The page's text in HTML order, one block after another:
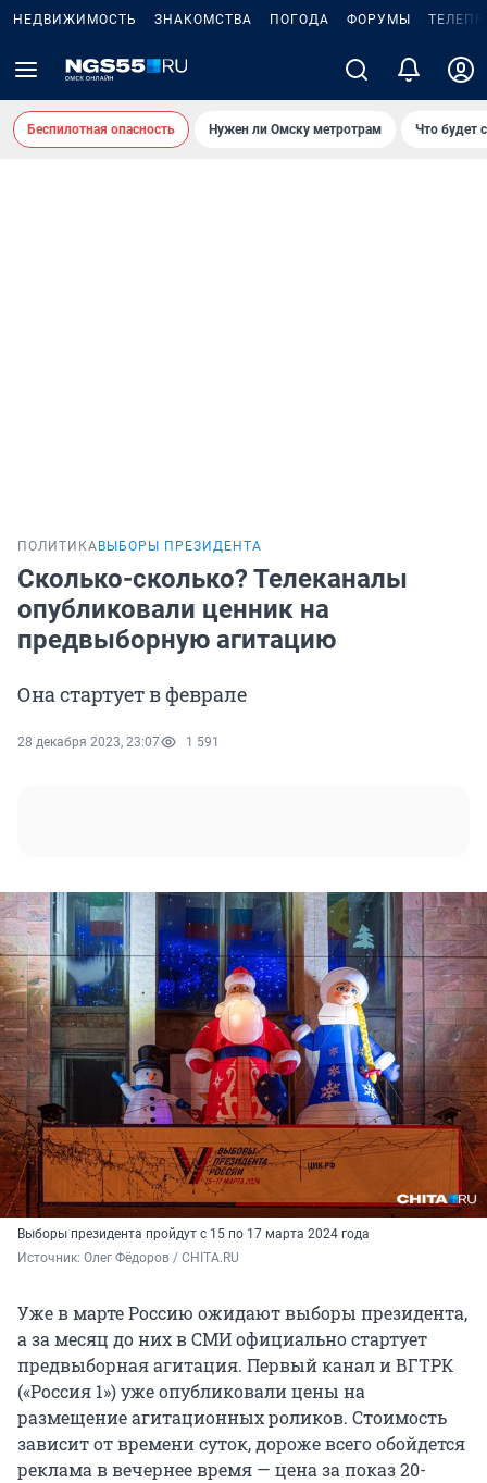
НЕДВИЖИМОСТЬ ЗНАКОМСТВА ПОГОДА ФОРУМЫ
Беспилотная опасность Нужен ли Омску метротрам Что будет
ПОЛИТИКА ВЫБОРЫ ПРЕЗИДЕНТА
Сколько-сколько? Телеканалы
опубликовали ценник на
предвыборную агитацию
Она стартует в феврале
28 декабря 2023, 23:07 1 591
Выборы президента пройдут с 15 по 17 марта 2024 года
Источник: Олег Фёдоров / CHITA.RU
Уже в марте Россию ожидают выборы президента,
а за месяц до них в СМИ официально стартует
предвыборная агитация. Первый канал и ВГТРК
(«Россия 1») уже опубликовали цены на
размещение агитационных роликов. Стоимость
зависит от времени суток, дороже всего обойдется
реклама в вечернее время — цена за показ 20-